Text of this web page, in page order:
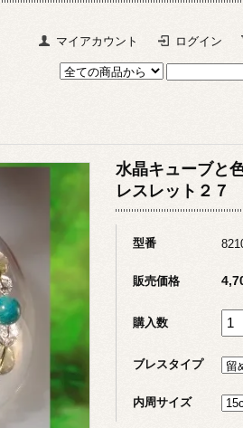
マイアカウント ログイン
水晶キューブと
レスレット２７
型番
販売価格
購入数
ブレスタイプ
内周サイズ